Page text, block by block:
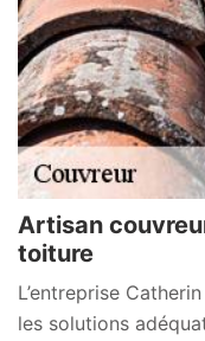
Artisan
toiture
L’entreprise
les solutions